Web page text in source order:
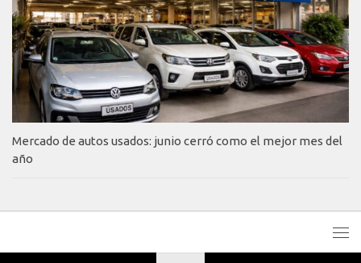
Mercado de autos usados: junio cerró como el mejor mes del
año